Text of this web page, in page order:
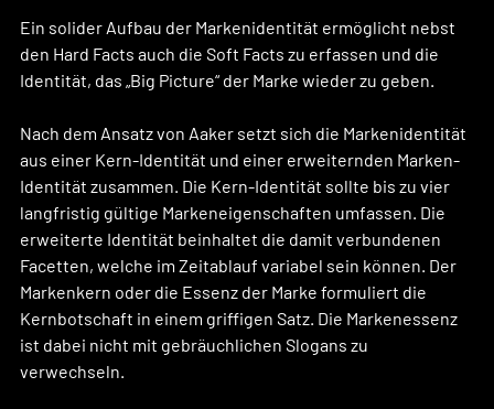
Ein solider Aufbau der Markenidentität ermöglicht nebst
den Hard Facts auch die Soft Facts zu erfassen und die
Identität, das „Big Picture“ der Marke wieder zu geben.
Nach dem Ansatz von Aaker setzt sich die Markenidentität
aus einer Kern-Identität und einer erweiternden Marken-
Identität zusammen. Die Kern-Identität sollte bis zu vier
langfristig gültige Markeneigenschaften umfassen. Die
erweiterte Identität beinhaltet die damit verbundenen
Facetten, welche im Zeitablauf variabel sein können. Der
Markenkern oder die Essenz der Marke formuliert die
Kernbotschaft in einem griffigen Satz. Die Markenessenz
ist dabei nicht mit gebräuchlichen Slogans zu
verwechseln.